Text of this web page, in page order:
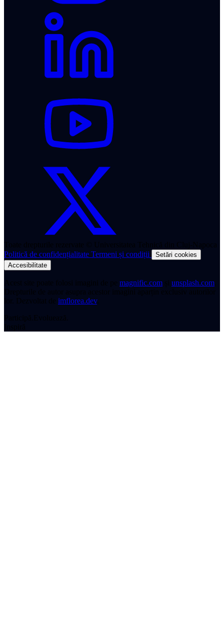
Politică de confidențialitate Termeni și condiții
Setări cookies
Accesibilitate
magnific.com unsplash.com
imflorea.dev.